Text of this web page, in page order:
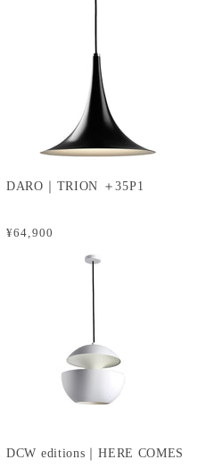
¥64,900
DARO｜TRION ＋35P1
DCW editions｜HERE COMES